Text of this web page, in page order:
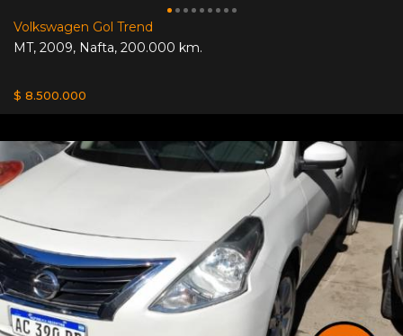
Volkswagen Gol Trend
MT, 2009, Nafta, 200.000 km.
$ 8.500.000